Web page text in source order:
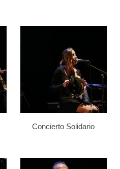
Concierto Solidario